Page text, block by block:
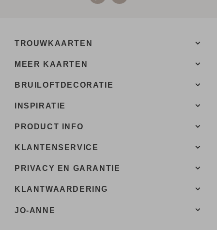
TROUWKAARTEN
MEER KAARTEN
BRUILOFTDECORATIE
INSPIRATIE
PRODUCT INFO
KLANTENSERVICE
PRIVACY EN GARANTIE
KLANTWAARDERING
JO-ANNE